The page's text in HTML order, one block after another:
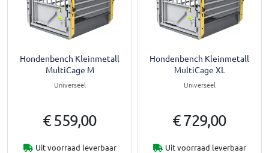
Hondenbench Kleinmetall
MultiCage M
Universeel
€ 559,00
Uit voorraad leverbaar
Hondenbench Kleinmetall
MultiCage XL
Universeel
€ 729,00
Uit voorraad leverbaar